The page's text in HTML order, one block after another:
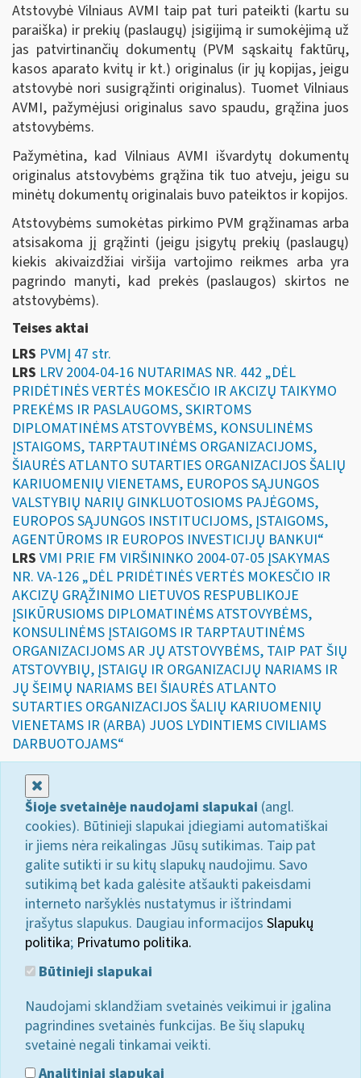
Atstovybė Vilniaus AVMI taip pat turi pateikti (kartu su
paraiška) ir prekių (paslaugų) įsigijimą ir sumokėjimą už
jas patvirtinančių dokumentų (PVM sąskaitų faktūrų,
kasos aparato kvitų ir kt.) originalus (ir jų kopijas, jeigu
atstovybė nori susigrąžinti originalus). Tuomet Vilniaus
AVMI, pažymėjusi originalus savo spaudu, grąžina juos
atstovybėms.
Pažymėtina, kad Vilniaus AVMI išvardytų dokumentų
originalus atstovybėms grąžina tik tuo atveju, jeigu su
minėtų dokumentų originalais buvo pateiktos ir kopijos.
Atstovybėms sumokėtas pirkimo PVM grąžinamas arba
atsisakoma jį grąžinti (jeigu įsigytų prekių (paslaugų)
kiekis akivaizdžiai viršija vartojimo reikmes arba yra
pagrindo manyti, kad prekės (paslaugos) skirtos ne
atstovybėms).
Teises aktai
LRS PVMĮ 47 str.
LRS LRV 2004-04-16 NUTARIMAS NR. 442 „DĖL
PRIDĖTINĖS VERTĖS MOKESČIO IR AKCIZŲ TAIKYMO
PREKĖMS IR PASLAUGOMS, SKIRTOMS
DIPLOMATINĖMS ATSTOVYBĖMS, KONSULINĖMS
ĮSTAIGOMS, TARPTAUTINĖMS ORGANIZACIJOMS,
ŠIAURĖS ATLANTO SUTARTIES ORGANIZACIJOS ŠALIŲ
KARIUOMENIŲ VIENETAMS, EUROPOS SĄJUNGOS
VALSTYBIŲ NARIŲ GINKLUOTOSIOMS PAJĖGOMS,
EUROPOS SĄJUNGOS INSTITUCIJOMS, ĮSTAIGOMS,
AGENTŪROMS IR EUROPOS INVESTICIJŲ BANKUI“
LRS VMI PRIE FM VIRŠININKO 2004-07-05 ĮSAKYMAS
NR. VA-126 „DĖL PRIDĖTINĖS VERTĖS MOKESČIO IR
AKCIZŲ GRĄŽINIMO LIETUVOS RESPUBLIKOJE
ĮSIKŪRUSIOMS DIPLOMATINĖMS ATSTOVYBĖMS,
KONSULINĖMS ĮSTAIGOMS IR TARPTAUTINĖMS
ORGANIZACIJOMS AR JŲ ATSTOVYBĖMS, TAIP PAT ŠIŲ
ATSTOVYBIŲ, ĮSTAIGŲ IR ORGANIZACIJŲ NARIAMS IR
JŲ ŠEIMŲ NARIAMS BEI ŠIAURĖS ATLANTO
SUTARTIES ORGANIZACIJOS ŠALIŲ KARIUOMENIŲ
VIENETAMS IR (ARBA) JUOS LYDINTIEMS CIVILIAMS
DARBUOTOJAMS“
Šioje svetainėje naudojami slapukai (angl.
cookies). Būtinieji slapukai įdiegiami automatiškai
ir jiems nėra reikalingas Jūsų sutikimas. Taip pat
galite sutikti ir su kitų slapukų naudojimu. Savo
sutikimą bet kada galėsite atšaukti pakeisdami
interneto naršyklės nustatymus ir ištrindami
įrašytus slapukus. Daugiau informacijos Slapukų
politika; Privatumo politika.
Būtinieji slapukai
Naudojami sklandžiam svetainės veikimui ir įgalina
pagrindines svetainės funkcijas. Be šių slapukų
svetainė negali tinkamai veikti.
Analitiniai slapukai